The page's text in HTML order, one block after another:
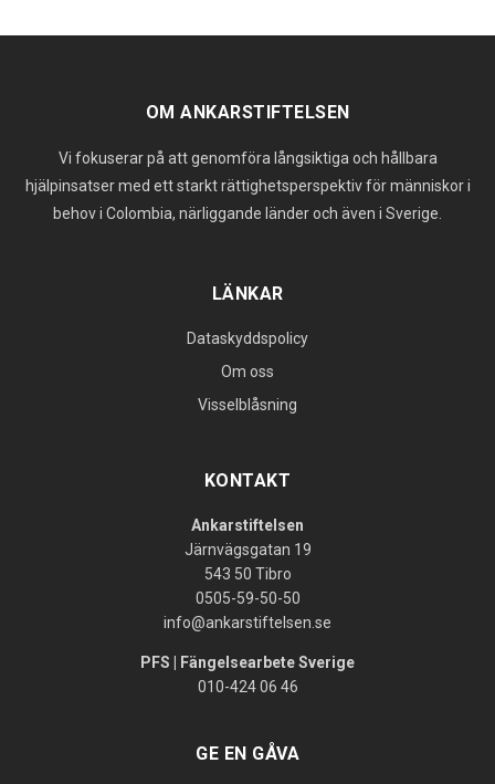
OM ANKARSTIFTELSEN
Vi fokuserar på att genomföra långsiktiga och hållbara
hjälpinsatser med ett starkt rättighetsperspektiv för människor i
behov i Colombia, närliggande länder och även i Sverige.
LÄNKAR
Dataskyddspolicy
Om oss
Visselblåsning
KONTAKT
Ankarstiftelsen
Järnvägsgatan 19
543 50 Tibro
0505-59-50-50
info@ankarstiftelsen.se
PFS | Fängelsearbete Sverige
010-424 06 46
GE EN GÅVA